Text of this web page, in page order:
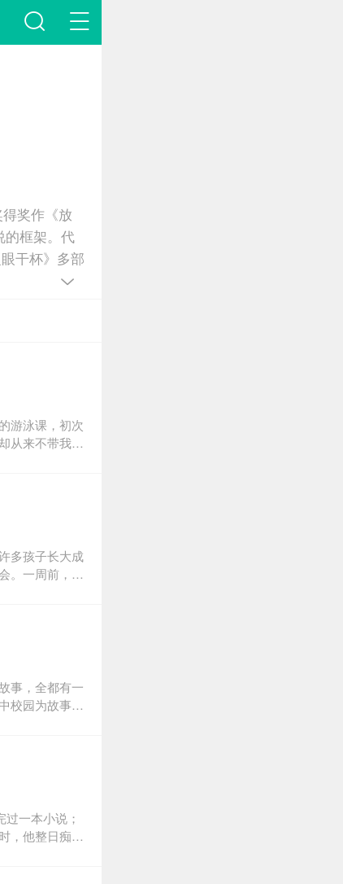
奖作《放
的框架。代
干杯》多部
游泳课，初次
从来不带我去
我家。我突
？——
多孩子长大成
。一周前，神
事，全都有一
校园为故事舞
一本小说；
，他整日痴迷